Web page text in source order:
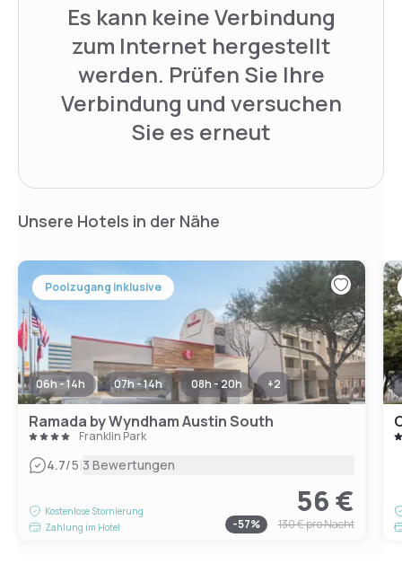
Es kann keine Verbindung
zum Internet hergestellt
werden. Prüfen Sie Ihre
Verbindung und versuchen
Sie es erneut
Unsere Hotels in der Nähe
Poolzugang inklusive
06h - 14h 07h - 14h 08h - 20h +2
Ramada by Wyndham Austin South
Franklin Park
4.7/5|3 Bewertungen
Kostenlose Stornierung
Zahlung im Hotel
56 €
-57% 130 €pro Nacht